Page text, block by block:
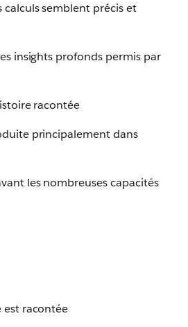
calculs semblent précis et
insights profonds permis par
racontée
principalement dans
les nombreuses capacités
est racontée